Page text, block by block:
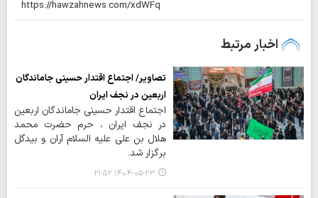
اخبار مرتبط
تصاویر/ اجتماع اقتدار حسینی جاماندگان
اربعین در نجف ایران
اجتماع اقتدار حسینی جاماندگان اربعین
در نجف ایران ، حرم حضرت محمد
هلال بن علی علیه السلام آران و بیدگل
برگزار شد.
۱۴۰۴-۰۵-۲۳ ۲۱:۵۲